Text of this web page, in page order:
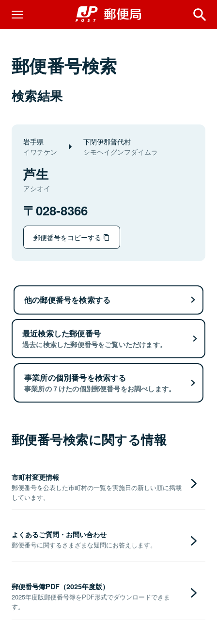
郵便番号検索
検索結果
岩手県
イワテケン
下閉伊郡普代村
シモヘイグンフダイムラ
芦生
アシオイ
028-8366
郵便番号をコピーする
他の郵便番号を検索する
最近検索した郵便番号
過去に検索した郵便番号をご覧いただけます。
事業所の個別番号を検索する
事業所の７けたの個別郵便番号をお調べします。
郵便番号検索に関する情報
市町村変更情報
郵便番号を公表した市町村の一覧を実施日の新しい順に掲載
しています。
よくあるご質問・お問い合わせ
郵便番号に関するさまざまな疑問にお答えします。
郵便番号簿PDF（2025年度版）
2025年度版郵便番号簿をPDF形式でダウンロードできま
す。